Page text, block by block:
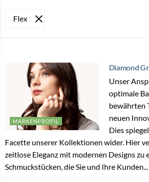
Flex
MARKENPROFIL
Diamond
Unser
optimale
bewährten
neuen
Dies
Facette unserer Kollektionen wider. Hier
zeitlose Eleganz mit modernen Designs zu
Schmuckstücken, die Sie und Ihre Kunden...